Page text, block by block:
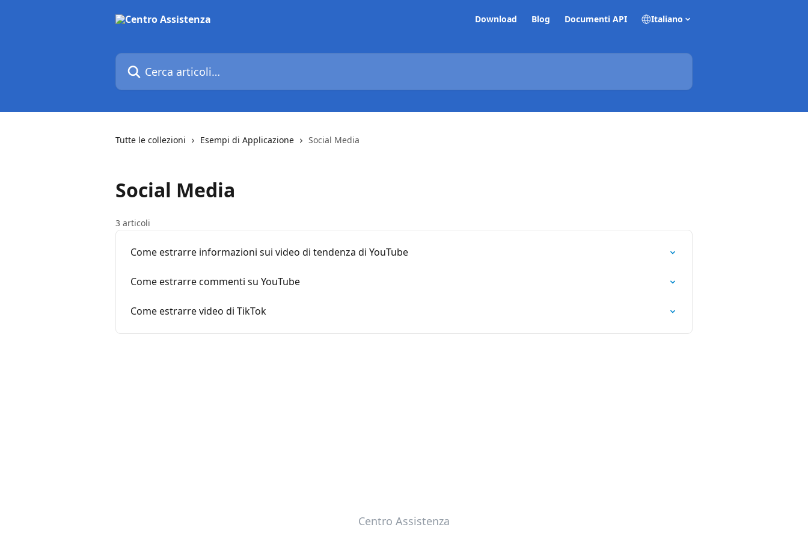
Download Blog Documenti API Italiano
Cerca articoli…
Tutte le collezioni Esempi di Applicazione Social Media
Social Media
3 articoli
Come estrarre informazioni sui video di tendenza di YouTube
Come estrarre commenti su YouTube
Come estrarre video di TikTok
Centro Assistenza